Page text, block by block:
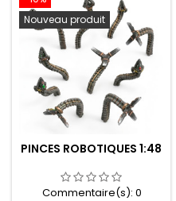
Nouveau produit
PINCES ROBOTIQUES 1:48
Commentaire(s): 0